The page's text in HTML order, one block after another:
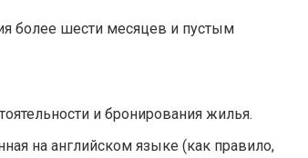
более шести месяцев и пустым
и бронирования жилья.
на английском языке (как правило,